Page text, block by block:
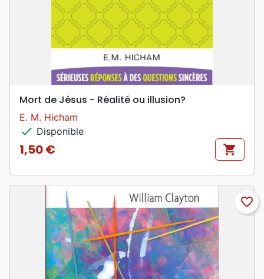
Mort de Jésus - Réalité ou illusion?
E. M. Hicham
check Disponible
Prix
1,50 € shopping_cart
favorite_border